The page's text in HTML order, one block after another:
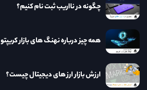
چگونه در نااریب ثبت نام کنیم؟
همه چیز درباره نهنگ های بازار کریپتو
ارزش بازار ارز های دیجیتال چیست؟